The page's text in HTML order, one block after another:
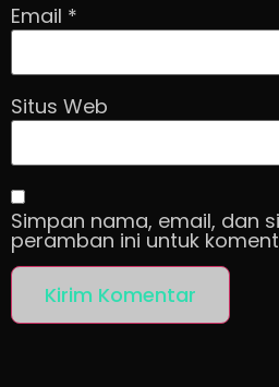
Email *
Situs Web
Simpan nama, email, dan
peramban ini untuk